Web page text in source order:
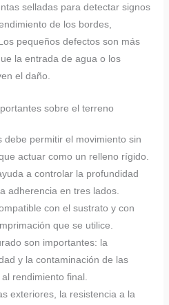
selladas para detectar signos
de los bordes,
pequeños defectos son más
la entrada de agua o los
el daño.
sobre el terreno
debe permitir el movimiento sin
actuar como un relleno rígido.
a controlar la profundidad
adherencia en tres lados.
con el sustrato y con
que se utilice.
son importantes: la
y la contaminación de las
rendimiento final.
exteriores, la resistencia a la